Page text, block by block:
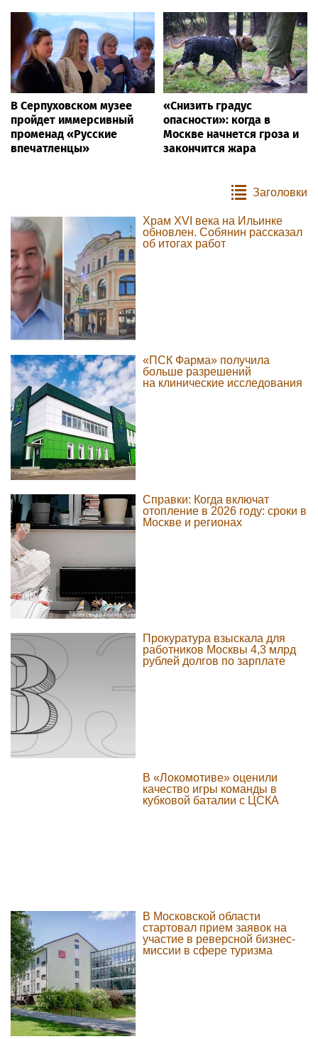
В Серпуховском музее
пройдет иммерсивный
променад «Русские
впечатленцы»
«Снизить градус
опасности»: когда в
Москве начнется гроза и
закончится жара
Заголовки
Храм XVI века на Ильинке
обновлен. Собянин рассказал
об итогах работ
«ПСК Фарма» получила
больше разрешений
на клинические исследования
Справки: Когда включат
отопление в 2026 году: сроки в
Москве и регионах
Прокуратура взыскала для
работников Москвы 4,3 млрд
рублей долгов по зарплате
В «Локомотиве» оценили
качество игры команды в
кубковой баталии с ЦСКА
В Московской области
стартовал прием заявок на
участие в реверсной бизнес-
миссии в сфере туризма